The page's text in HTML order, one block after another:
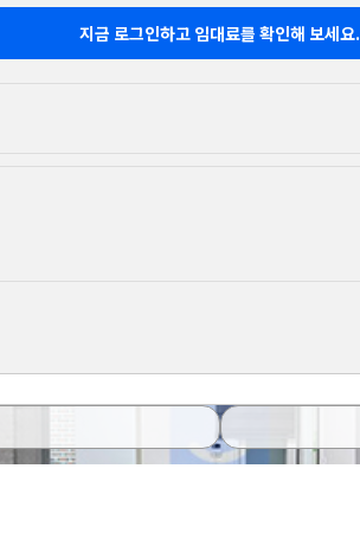
지금 로그인하고 임대료를 확인해 보세요.